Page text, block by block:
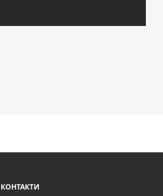
КОНТАКТИ